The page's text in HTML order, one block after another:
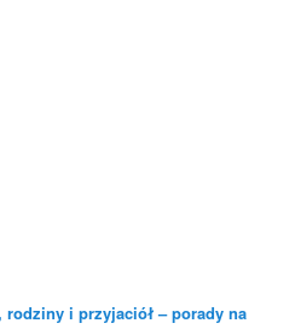
i przyjaciół – porady na